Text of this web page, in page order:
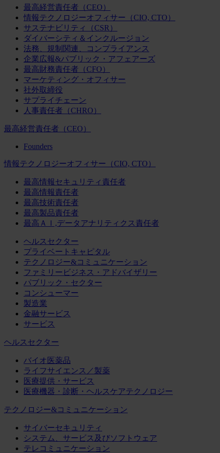
最高経営責任者（CEO）
情報テクノロジーオフィサー（CIO, CTO）
サステナビリティ（CSR）
ダイバーシティ＆インクルージョン
法務、規制関連、コンプライアンス
企業広報&パブリック・アフェアーズ
最高財務責任者（CFO）
マーケティング・オフィサー
社外取締役
サプライチェーン
人事責任者（CHRO）
最高経営責任者（CEO）
Founders
情報テクノロジーオフィサー（CIO, CTO）
最高情報セキュリティ責任者
最高情報責任者
最高技術責任者
最高製品責任者
最高ＡＩ,データアナリティクス責任者
ヘルスセクター
プライベートキャピタル
テクノロジー&コミュニケーション
ファミリービジネス・アドバイザリー
パブリック・セクター
コンシューマー
製造業
金融サービス
サービス
ヘルスセクター
バイオ医薬品
ライフサイエンス／製薬
医療提供・サービス
医療機器・診断・ヘルスケアテクノロジー
テクノロジー&コミュニケーション
サイバーセキュリティ
システム、サービス及びソフトウェア
テレコミュニケーション